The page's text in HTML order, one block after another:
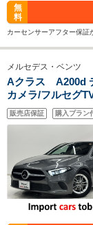
無
料
カーセンサーアフター保証
メルセデス・ベンツ
Aクラス A200d
カメラ/フルセグ
コントロール/ブ
ーシート/シート
販売店保証 購入プラン